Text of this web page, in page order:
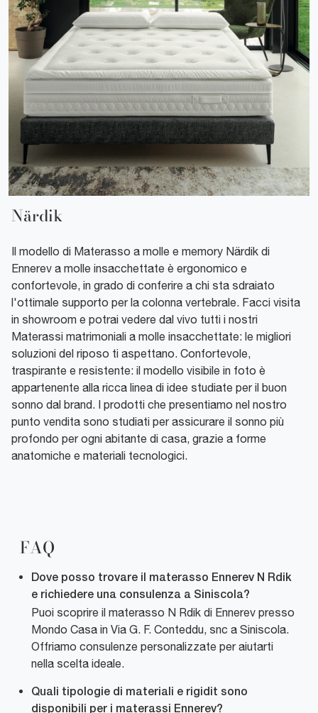
Närdik
Il modello di Materasso a molle e memory Närdik di
Ennerev a molle insacchettate è ergonomico e
confortevole, in grado di conferire a chi sta sdraiato
l'ottimale supporto per la colonna vertebrale. Facci visita
in showroom e potrai vedere dal vivo tutti i nostri
Materassi matrimoniali a molle insacchettate: le migliori
soluzioni del riposo ti aspettano. Confortevole,
traspirante e resistente: il modello visibile in foto è
appartenente alla ricca linea di idee studiate per il buon
sonno dal brand. I prodotti che presentiamo nel nostro
punto vendita sono studiati per assicurare il sonno più
profondo per ogni abitante di casa, grazie a forme
anatomiche e materiali tecnologici.
FAQ
Dove posso trovare il materasso Ennerev N Rdik
e richiedere una consulenza a Siniscola?
Puoi scoprire il materasso N Rdik di Ennerev presso
Mondo Casa in Via G. F. Conteddu, snc a Siniscola.
Offriamo consulenze personalizzate per aiutarti
nella scelta ideale.
Quali tipologie di materiali e rigidit sono
disponibili per i materassi Ennerev?